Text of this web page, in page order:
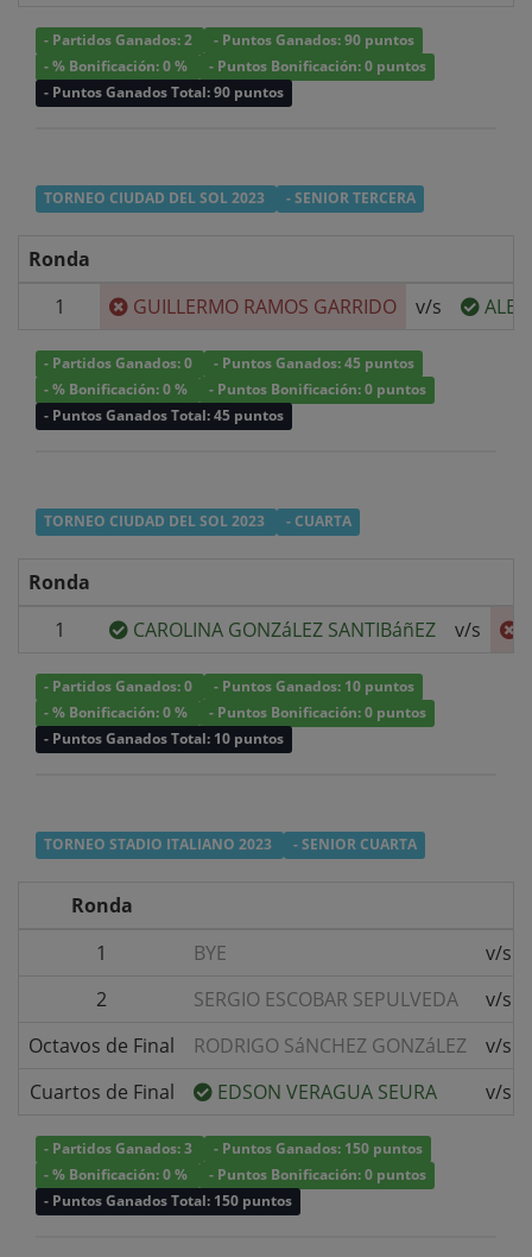
- Partidos Ganados: 2
- Puntos Ganados: 90 puntos
- % Bonificación: 0 %
- Puntos Bonificación: 0 puntos
- Puntos Ganados Total: 90 puntos
TORNEO CIUDAD DEL SOL 2023 - SENIOR TERCERA
Ronda
1
GUILLERMO RAMOS GARRIDO v/s
- Partidos Ganados: 0
- Puntos Ganados: 45 puntos
- % Bonificación: 0 %
- Puntos Bonificación: 0 puntos
- Puntos Ganados Total: 45 puntos
TORNEO CIUDAD DEL SOL 2023 - CUARTA
Ronda
1
CAROLINA GONZáLEZ SANTIBáñEZ v/s
- Partidos Ganados: 0
- Puntos Ganados: 10 puntos
- % Bonificación: 0 %
- Puntos Bonificación: 0 puntos
- Puntos Ganados Total: 10 puntos
TORNEO STADIO ITALIANO 2023 - SENIOR CUARTA
Ronda
1
BYE
v/s
2
SERGIO ESCOBAR SEPULVEDA
v/s
Octavos de Final
RODRIGO SáNCHEZ GONZáLEZ
v/s
Cuartos de Final
EDSON VERAGUA SEURA v/s
- Partidos Ganados: 3
- Puntos Ganados: 150 puntos
- % Bonificación: 0 %
- Puntos Bonificación: 0 puntos
- Puntos Ganados Total: 150 puntos